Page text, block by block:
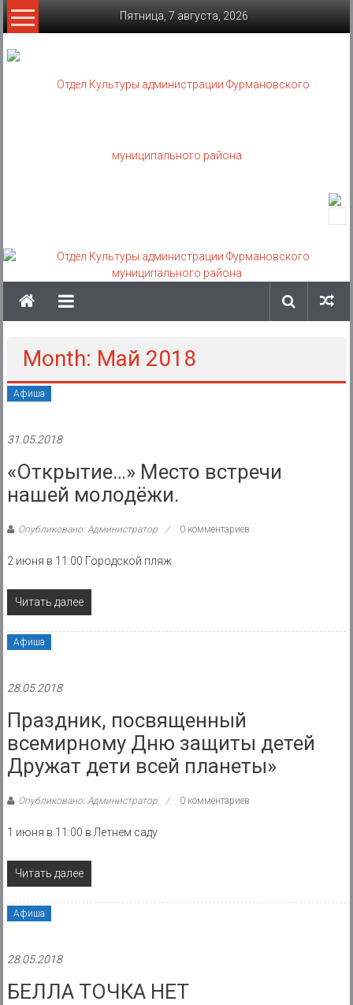
Skip
to
Пятница, 7 августа, 2026
администрации
Фурмановского
муниципального
района
Муниципальное
казенное
Month: Май 2018
Афиша
31.05.2018
«Открытие…» Место встречи
нашей молодёжи.
Опубликовано: Администратор 0 комментариев
2 июня в 11:00 Городской пляж
Читать далее
Афиша
28.05.2018
Праздник, посвященный
всемирному Дню защиты детей
Дружат дети всей планеты»
Опубликовано: Администратор 0 комментариев
1 июня в 11:00 в Летнем саду
Читать далее
Афиша
28.05.2018
БЕЛЛА ТОЧКА НЕТ